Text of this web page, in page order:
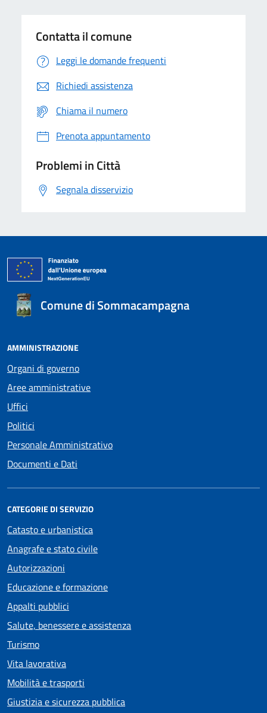
Contatta il comune
Leggi le domande frequenti
Richiedi assistenza
Chiama il numero
Prenota appuntamento
Problemi in Città
Segnala disservizio
Comune di Sommacampagna
AMMINISTRAZIONE
Organi di governo
Aree amministrative
Uffici
Politici
Personale Amministrativo
Documenti e Dati
CATEGORIE DI SERVIZIO
Catasto e urbanistica
Anagrafe e stato civile
Autorizzazioni
Educazione e formazione
Appalti pubblici
Salute, benessere e assistenza
Turismo
Vita lavorativa
Mobilità e trasporti
Giustizia e sicurezza pubblica